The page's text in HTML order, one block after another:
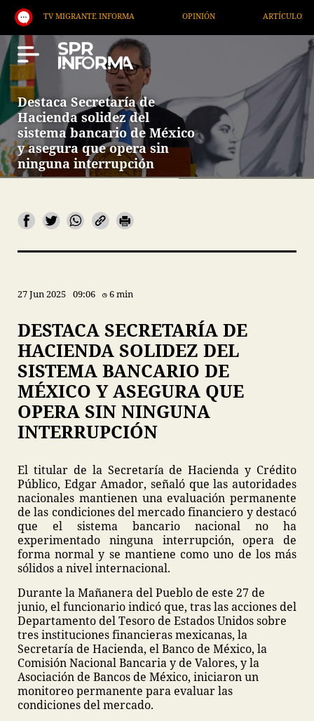
TV MIGRANTE INFORMA ARTÍCULOS
Destaca Secretaría de
Hacienda solidez del
sistema bancario de México
y asegura que opera sin
ninguna interrupción
27 Jun 2025 09:06 6 min
DESTACA SECRETARÍA DE
HACIENDA SOLIDEZ DEL
SISTEMA BANCARIO DE
MÉXICO Y ASEGURA QUE
OPERA SIN NINGUNA
INTERRUPCIÓN
El titular de la Secretaría de Hacienda y Crédito
Público, Edgar Amador, señaló que las autoridades
nacionales mantienen una evaluación permanente
de las condiciones del mercado financiero y destacó
que el sistema bancario nacional no ha
experimentado ninguna interrupción, opera de
forma normal y se mantiene como uno de los más
sólidos a nivel internacional.
Durante la Mañanera del Pueblo de este 27 de
junio, el funcionario indicó que, tras las acciones del
Departamento del Tesoro de Estados Unidos sobre
tres instituciones financieras mexicanas, la
Secretaría de Hacienda, el Banco de México, la
Comisión Nacional Bancaria y de Valores, y la
Asociación de Bancos de México, iniciaron un
monitoreo permanente para evaluar las
condiciones del mercado.